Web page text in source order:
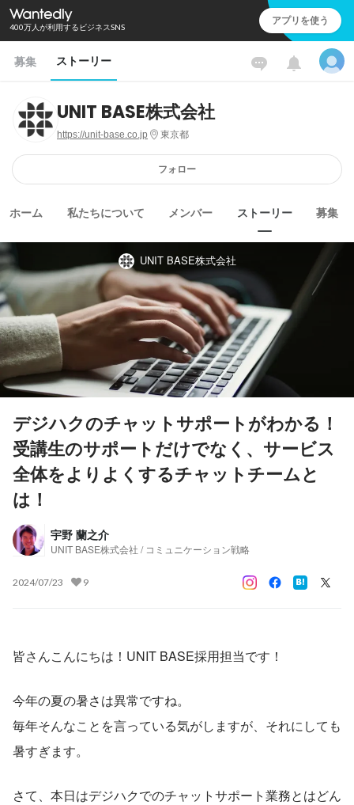
400万人が利用するビジネスSNS アプリを使う
募集 ストーリー
UNIT BASE株式会社
https://unit-base.co.jp 東京都
フォロー
ホーム 私たちについて メンバー ストーリー 募集
UNIT BASE株式会社
デジハクのチャットサポートがわかる！
受講生のサポートだけでなく、サービス
全体をよりよくするチャットチームと
は！
宇野 蘭之介
UNIT BASE株式会社 / コミュニケーション戦略
2024/07/23 9
皆さんこんにちは！UNIT BASE採用担当です！
今年の夏の暑さは異常ですね。
毎年そんなことを言っている気がしますが、それにしても
暑すぎます。
さて、本日はデジハクでのチャットサポート業務とはどん